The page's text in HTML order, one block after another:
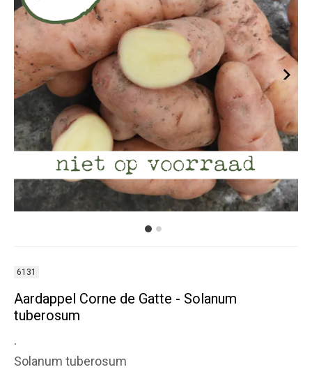
6131
Aardappel Corne de Gatte - Solanum
tuberosum
.
Solanum tuberosum